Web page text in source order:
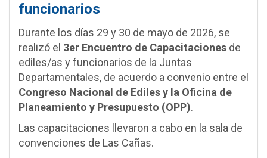
funcionarios
Durante los días 29 y 30 de mayo de 2026, se
realizó el 3er Encuentro de Capacitaciones de
ediles/as y funcionarios de la Juntas
Departamentales, de acuerdo a convenio entre el
Congreso Nacional de Ediles y la Oficina de
Planeamiento y Presupuesto (OPP).
Las capacitaciones llevaron a cabo en la sala de
convenciones de Las Cañas.